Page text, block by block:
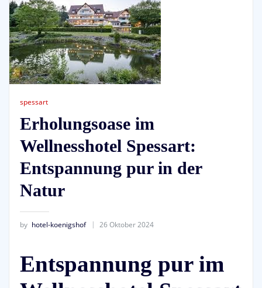
spessart
Erholungsoase im
Wellnesshotel Spessart:
Entspannung pur in der
Natur
by hotel-koenigshof 26 Oktober 2024
Entspannung pur im